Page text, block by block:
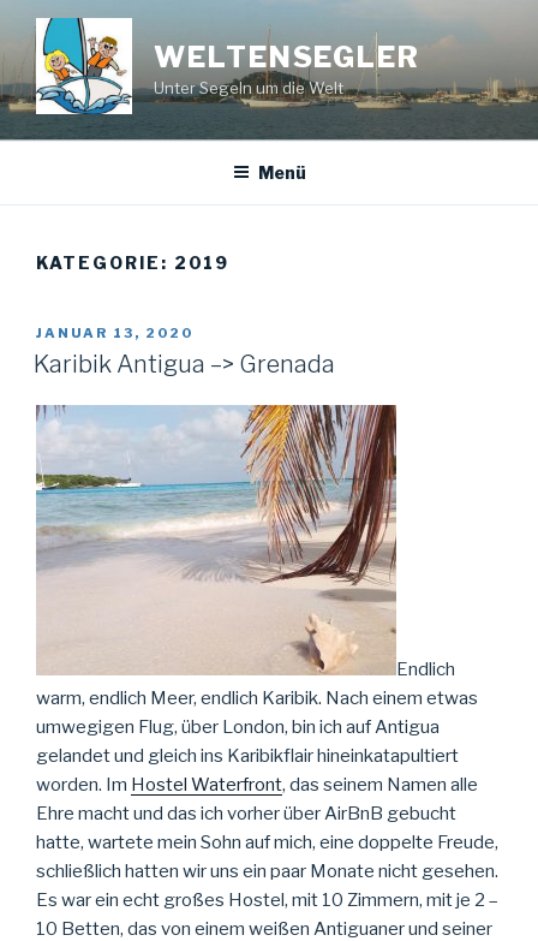
Inhalt
springen
WELTENSEGLER
Unter Segeln um die Welt
Menü
KATEGORIE: 2019
VERÖFFENTLICHT
AM
JANUAR 13, 2020
Karibik Antigua –> Grenada
Endlich
warm, endlich Meer, endlich Karibik. Nach einem etwas
umwegigen Flug, über London, bin ich auf Antigua
gelandet und gleich ins Karibikflair hineinkatapultiert
worden. Im Hostel Waterfront, das seinem Namen alle
Ehre macht und das ich vorher über AirBnB gebucht
hatte, wartete mein Sohn auf mich, eine doppelte Freude,
schließlich hatten wir uns ein paar Monate nicht gesehen.
Es war ein echt großes Hostel, mit 10 Zimmern, mit je 2 –
10 Betten, das von einem weißen Antiguaner und seiner